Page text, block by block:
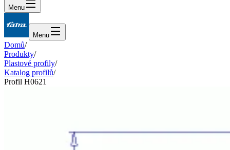
Menu
Menu
Domů/
Produkty/
Plastové profily/
Katalog profilů/
Profil H0621